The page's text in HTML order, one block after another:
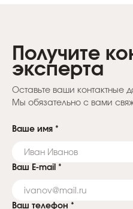
Получите
эксперта
Оставьте ваши контактные
Мы обязательно с вами
Ваше имя *
Ваш E-mail *
Ваш телефон *